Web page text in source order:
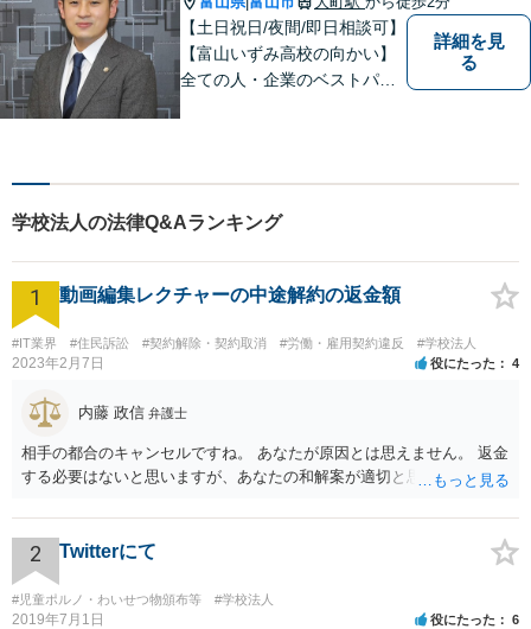
【土日祝日/夜間/即日相談可】
【富山いずみ高校の向かい】
全ての人・企業のベストパー
詳細を見
る
学校法人の法律Q&Aランキング
1 動画編集レクチャーの中途解約の返金額
#IT業界 #住民訴訟 #契約解除・契約取消 #労働・雇用契約違反 #学校法人
2023年2月7日 役にたった 4
内藤 政信 弁護士
相手の都合のキャンセルですね。 あなたが原因とは思えません。 返金
する必要はないと思いますが、あなたの和解案が適切と思います。
2 Twitterにて
#児童ポルノ・わいせつ物頒布等 #学校法人
2019年7月1日 役にたった 6